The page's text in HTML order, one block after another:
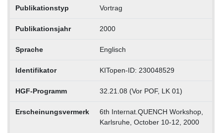
Publikationstyp Vortrag
Publikationsjahr 2000
Sprache Englisch
Identifikator KITopen-ID: 230048529
HGF-Programm 32.21.08 (Vor POF, LK 01)
Erscheinungsvermerk
6th Internat.QUENCH Workshop,
Karlsruhe, October 10-12, 2000